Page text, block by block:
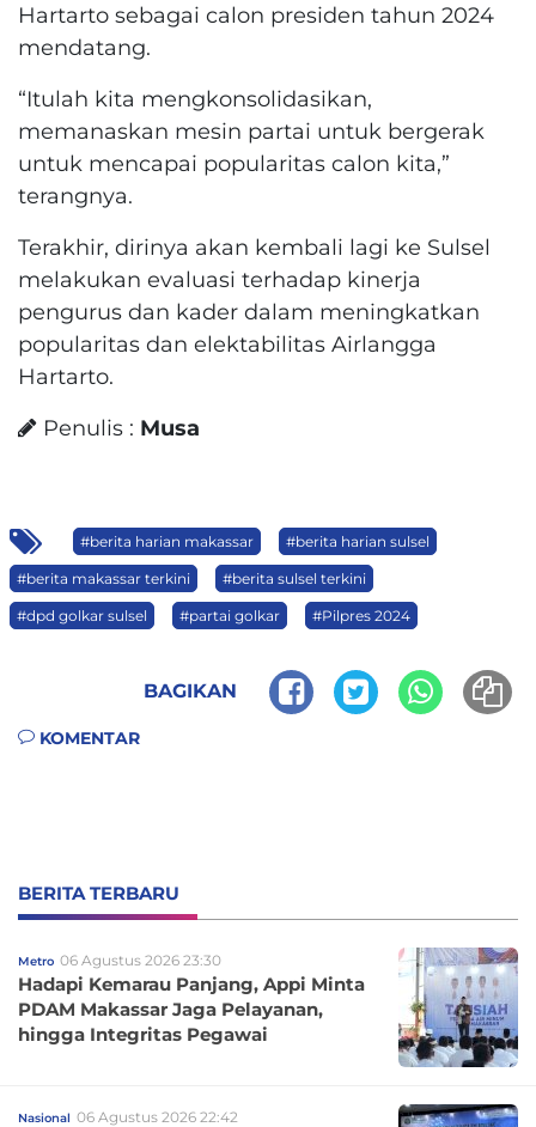
Hartarto sebagai calon presiden tahun 2024
mendatang.
“Itulah kita mengkonsolidasikan,
memanaskan mesin partai untuk bergerak
untuk mencapai popularitas calon kita,”
terangnya.
Terakhir, dirinya akan kembali lagi ke Sulsel
melakukan evaluasi terhadap kinerja
pengurus dan kader dalam meningkatkan
popularitas dan elektabilitas Airlangga
Hartarto.
Penulis : Musa
#berita harian makassar #berita harian sulsel
#berita makassar terkini #berita sulsel terkini
#dpd golkar sulsel #partai golkar #Pilpres 2024
BAGIKAN
KOMENTAR
BERITA TERBARU
Metro 06 Agustus 2026 23:30
Hadapi Kemarau Panjang, Appi Minta
PDAM Makassar Jaga Pelayanan,
hingga Integritas Pegawai
Nasional 06 Agustus 2026 22:42